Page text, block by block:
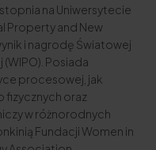
na Uniwersytecie
Property and New
i nagrodę Światowej
Posiada
procesowej, jak
fizycznych oraz
w różnorodnych
Fundacji Women in